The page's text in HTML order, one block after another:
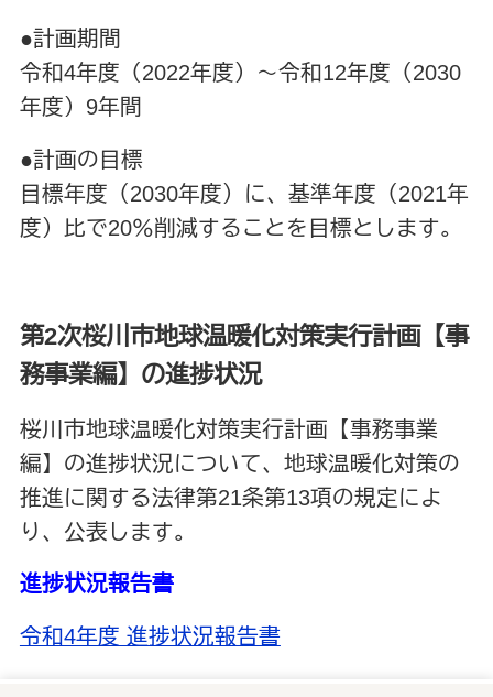
●計画期間
令和4年度（2022年度）～令和12年度（2030
年度）9年間
●計画の目標
目標年度（2030年度）に、基準年度（2021年
度）比で20％削減することを目標とします。
第2次桜川市地球温暖化対策実行計画【事
務事業編】の進捗状況
桜川市地球温暖化対策実行計画【事務事業
編】の進捗状況について、地球温暖化対策の
推進に関する法律第21条第13項の規定によ
り、公表します。
進捗状況報告書
令和4年度 進捗状況報告書